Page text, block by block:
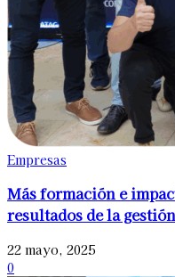
Empresas
Más formación e
resultados de la gestión
22 mayo, 2025
0